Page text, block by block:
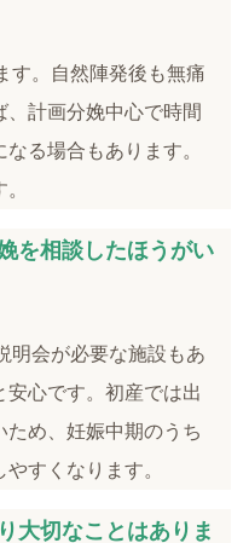
す。自然陣発後も無痛
計画分娩中心で時間
る場合もあります。
を相談したほうがい
明会が必要な施設もあ
安心です。初産では出
め、妊娠中期のうち
すくなります。
大切なことはありま